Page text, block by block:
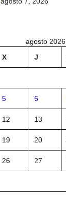
agosto 2026
X J
5 6
12 13
19 20
26 27